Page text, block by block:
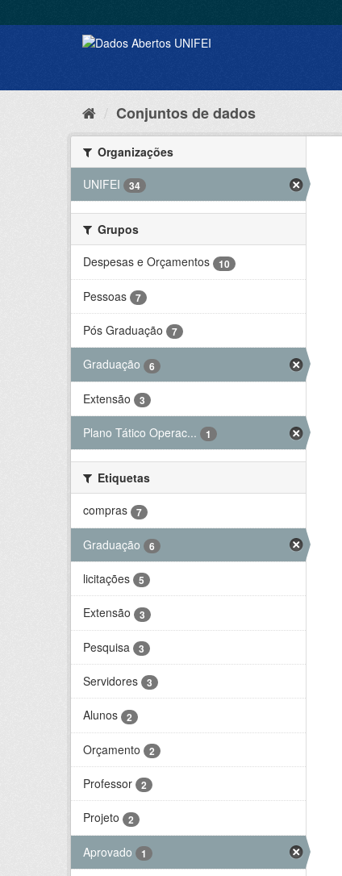
Conjuntos de dados
Organizações
UNIFEI
34
Grupos
Despesas e Orçamentos
10
Pessoas 7
Pós Graduação 7
Graduação 6
Extensão 3
Plano Tático Operac... 1
Etiquetas
compras
7
Graduação 6
licitações 5
Extensão 3
Pesquisa 3
Servidores 3
Alunos 2
Orçamento 2
Professor 2
Projeto 2
Aprovado 1